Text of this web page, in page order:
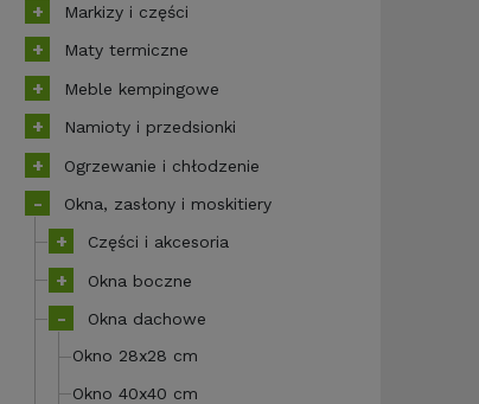
Markizy i części
Maty termiczne
Meble kempingowe
Namioty i przedsionki
Ogrzewanie i chłodzenie
Okna, zasłony i moskitiery
Części i akcesoria
Okna boczne
Okna dachowe
Okno 28x28 cm
Okno 40x40 cm